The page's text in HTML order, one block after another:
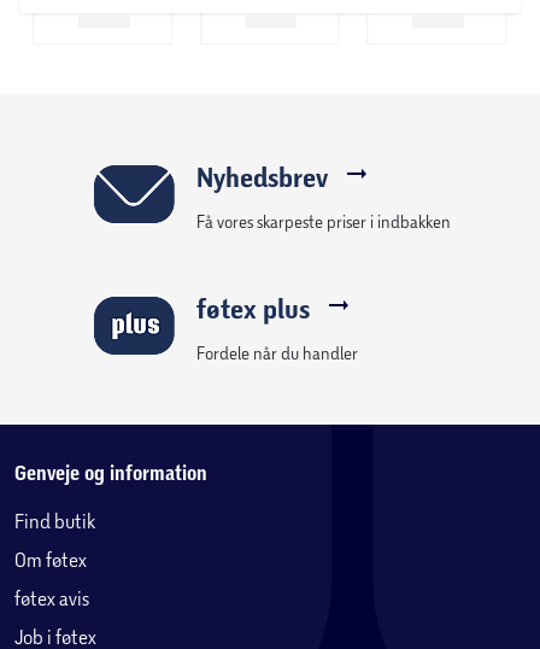
Nyhedsbrev
Få vores skarpeste priser i indbakken
føtex plus
Fordele når du handler
Genveje og information
Find butik
Om føtex
føtex avis
Job i føtex